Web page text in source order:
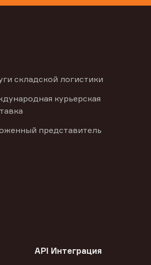
складской логистики
курьерская
представитель
API Интеграция